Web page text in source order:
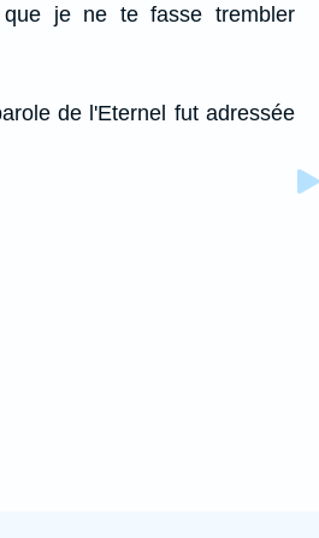
je ne te fasse trembler
de l'Eternel fut adressée